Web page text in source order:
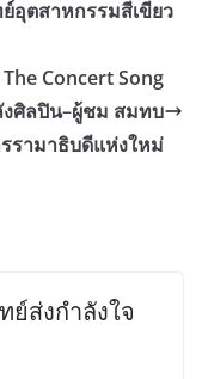
อุตสาหกรรมสีเขียว
Concert Song
งศิลปิน–ผู้ชม สมทบ
รามาธิบดีแห่งใหม่
ส่งกำลังใจ